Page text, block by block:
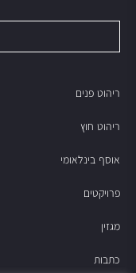
ריהוט פנים
ריהוט חוץ
אוסף בינלאומי
פרויקטים
מגזין
כתבות